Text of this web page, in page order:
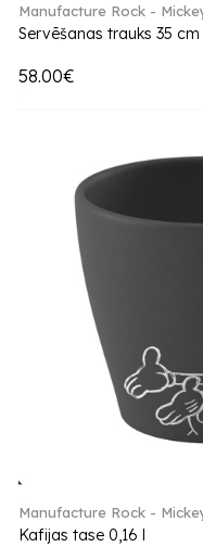
Manufacture Rock -
Servēšanas trauks 35 cm
58.00€
Manufacture Rock -
Kafijas tase 0,16 l